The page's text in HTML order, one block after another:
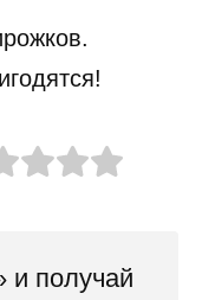
получай